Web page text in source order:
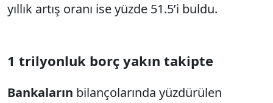
yıllık artış oranı ise yüzde 51.5’i buldu.
1 trilyonluk borç yakın takipte
Bankaların bilançolarında yüzdürülen